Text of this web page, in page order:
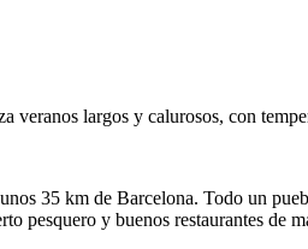
veranos largos y calurosos, con
35 km de Barcelona. Todo un
pesquero y buenos restaurantes de